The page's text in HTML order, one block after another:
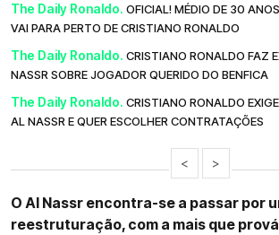
The Daily Ronaldo. OFICIAL! MÉDIO DE 30
VAI PARA PERTO DE CRISTIANO RONALDO
The Daily Ronaldo. CRISTIANO RONALDO FAZ
NASSR SOBRE JOGADOR QUERIDO DO BENFICA
The Daily Ronaldo. CRISTIANO RONALDO
AL NASSR E QUER ESCOLHER CONTRATAÇÕES
< >
O Al Nassr encontra-se a passar por
reestruturação, com a mais que